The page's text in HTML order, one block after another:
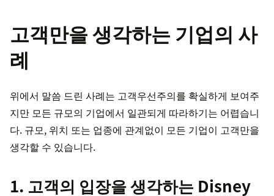
고객만을 생각하는 기업의 사
례
위에서 말씀 드린 사례는 고객우선주의를 확실하게 보여주
지만 모든 규모의 기업에서 일관되게 따라하기는 어렵습니
다. 규모, 위치 또는 업종에 관계없이 모든 기업이 고객만을
생각할 수 있습니다.
1. 고객의 입장을 생각하는 Disney